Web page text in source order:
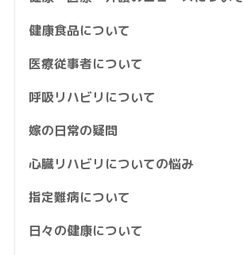
健康食品について
医療従事者について
呼吸リハビリについて
嫁の日常の疑問
心臓リハビリについての悩み
指定難病について
日々の健康について